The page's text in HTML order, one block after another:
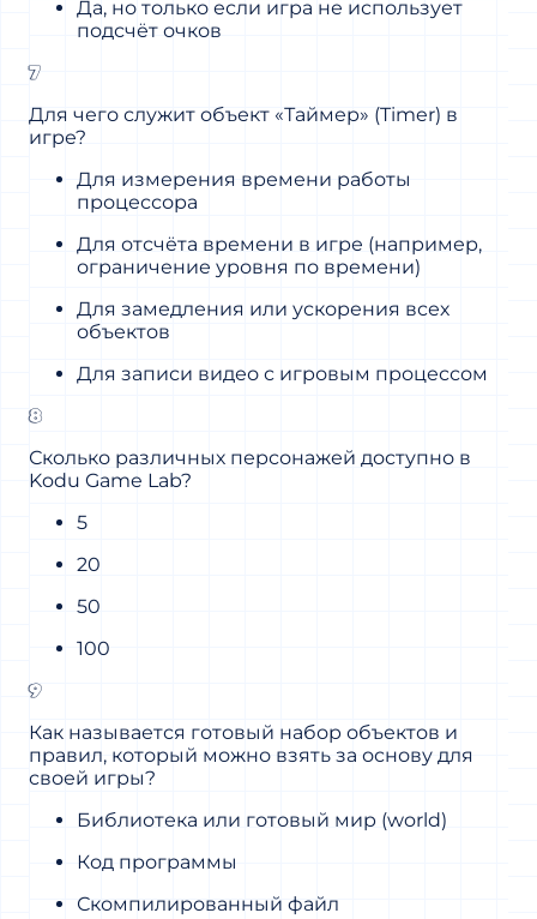
Да, но только если игра не использует
подсчёт очков
7
Для чего служит объект «Таймер» (Timer) в
игре?
Для измерения времени работы
процессора
Для отсчёта времени в игре (например,
ограничение уровня по времени)
Для замедления или ускорения всех
объектов
Для записи видео с игровым процессом
8
Сколько различных персонажей доступно в
Kodu Game Lab?
5
20
50
100
9
Как называется готовый набор объектов и
правил, который можно взять за основу для
своей игры?
Библиотека или готовый мир (world)
Код программы
Скомпилированный файл